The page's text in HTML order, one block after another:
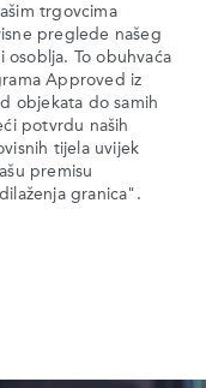
trgovcima
preglede našeg
osoblja. To obuhvaća
Approved iz
objekata do samih
potvrdu naših
tijela uvijek
premisu
granica".